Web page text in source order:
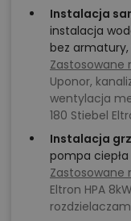
Instalacja
instalacja
bez
Zastosowane
Uponor,
wentylacja
180 Stiebel
Instalacja
pompa
Zastosowane
Eltron HPA